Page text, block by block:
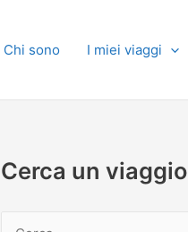
Chi sono I miei viaggi
Cerca un viaggio